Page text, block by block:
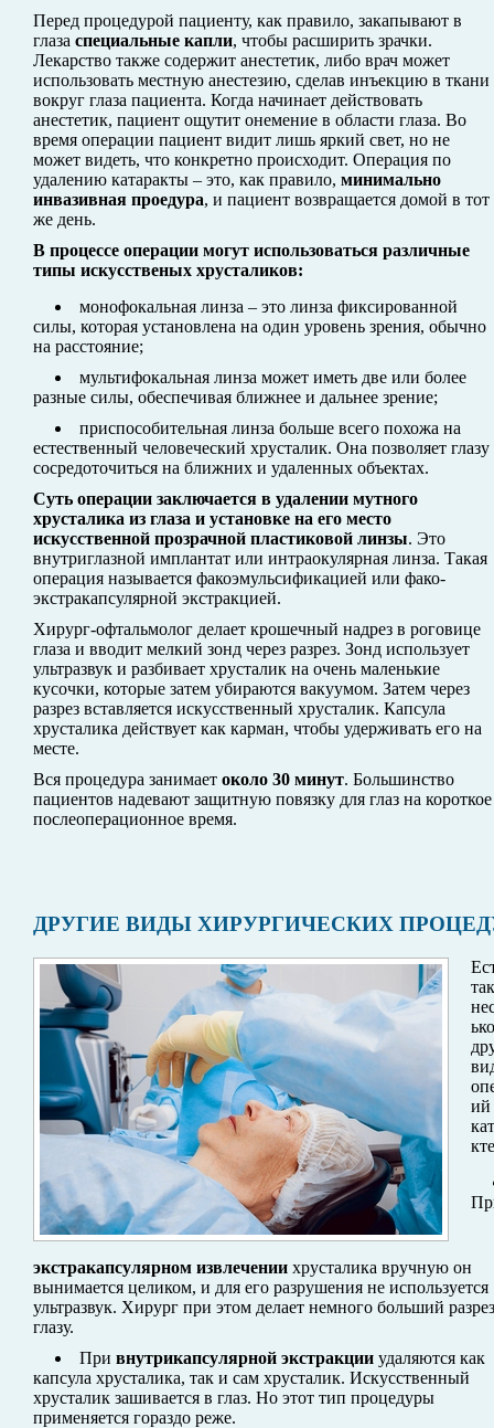
Перед процедурой пациенту, как правило, закапывают в
глаза специальные капли, чтобы расширить зрачки.
Лекарство также содержит анестетик, либо врач может
использовать местную анестезию, сделав инъекцию в ткани
вокруг глаза пациента. Когда начинает действовать
анестетик, пациент ощутит онемение в области глаза. Во
время операции пациент видит лишь яркий свет, но не
может видеть, что конкретно происходит. Операция по
удалению катаракты – это, как правило, минимально
инвазивная проедура, и пациент возвращается домой в тот
же день.
В процессе операции могут использоваться различные
типы искусственых хрусталиков:
монофокальная линза – это линза фиксированной
силы, которая установлена ​​на один уровень зрения, обычно
на расстояние;
мультифокальная линза может иметь две или более
разные силы, обеспечивая ближнее и дальнее зрение;
приспособительная линза больше всего похожа на
естественный человеческий хрусталик. Она позволяет глазу
сосредоточиться на ближних и удаленных объектах.
Суть операции заключается в удалении мутного
хрусталика из глаза и установке на его место
искусственной прозрачной пластиковой линзы. Это
внутриглазной имплантат или интраокулярная линза. Такая
операция называется факоэмульсификацией или фако-
экстракапсулярной экстракцией.
Хирург-офтальмолог делает крошечный надрез в роговице
глаза и вводит мелкий зонд через разрез. Зонд использует
ультразвук и разбивает хрусталик на очень маленькие
кусочки, которые затем убираются вакуумом. Затем через
разрез вставляется искусственный хрусталик. Капсула
хрусталика действует как карман, чтобы удерживать его на
месте.
Вся процедура занимает около 30 минут. Большинство
пациентов надевают защитную повязку для глаз на короткое
послеоперационное время.
ДРУГИЕ ВИДЫ ХИРУРГИЧЕСКИХ
ько
ий
экстракапсулярном извлечении хрусталика вручную он
вынимается целиком, и для его разрушения не используется
ультразвук. Хирург при этом делает немного больший
глазу.
При внутрикапсулярной экстракции удаляются как
капсула хрусталика, так и сам хрусталик. Искусственный
хрусталик зашивается в глаз. Но этот тип процедуры
применяется гораздо реже.